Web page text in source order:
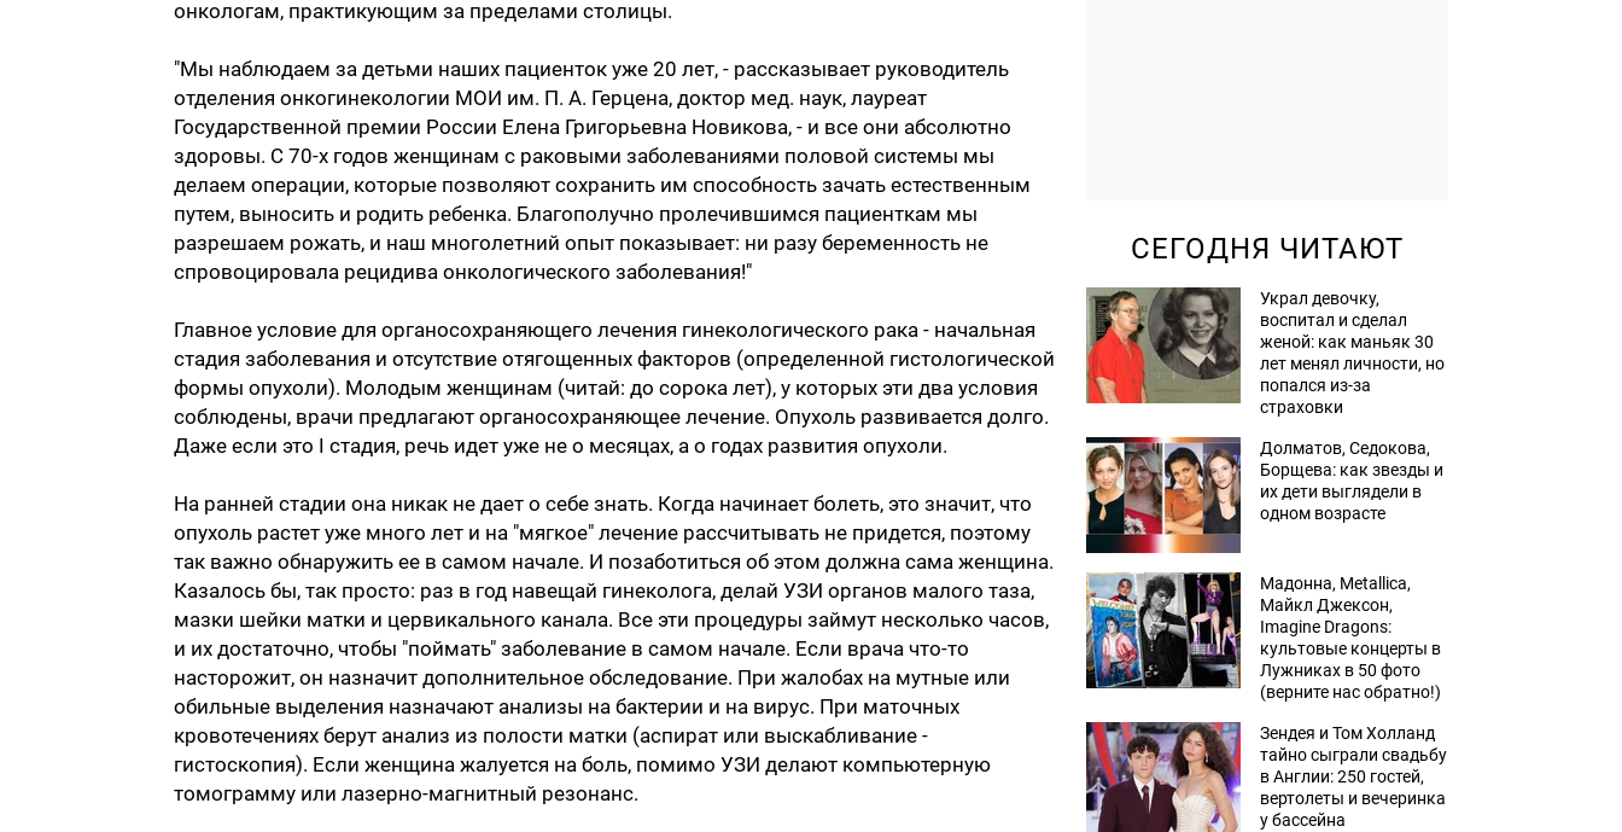
онкологам, практикующим за пределами столицы.
"Мы наблюдаем за детьми наших пациенток уже 20 лет, - рассказывает руководитель
отделения онкогинекологии МОИ им. П. А. Герцена, доктор мед. наук, лауреат
Государственной премии России Елена Григорьевна Новикова, - и все они абсолютно
здоровы. С 70-х годов женщинам с раковыми заболеваниями половой системы мы
делаем операции, которые позволяют сохранить им способность зачать естественным
путем, выносить и родить ребенка. Благополучно пролечившимся пациенткам мы
разрешаем рожать, и наш многолетний опыт показывает: ни разу беременность не
спровоцировала рецидива онкологического заболевания!"
Главное условие для органосохраняющего лечения гинекологического рака - начальная
стадия заболевания и отсутствие отягощенных факторов (определенной гистологической
формы опухоли). Молодым женщинам (читай: до сорока лет), у которых эти два условия
соблюдены, врачи предлагают органосохраняющее лечение. Опухоль развивается долго.
Даже если это I стадия, речь идет уже не о месяцах, а о годах развития опухоли.
На ранней стадии она никак не дает о себе знать. Когда начинает болеть, это значит, что
опухоль растет уже много лет и на "мягкое" лечение рассчитывать не придется, поэтому
так важно обнаружить ее в самом начале. И позаботиться об этом должна сама женщина.
Казалось бы, так просто: раз в год навещай гинеколога, делай УЗИ органов малого таза,
мазки шейки матки и цервикального канала. Все эти процедуры займут несколько часов,
и их достаточно, чтобы "поймать" заболевание в самом начале. Если врача что-то
насторожит, он назначит дополнительное обследование. При жалобах на мутные или
обильные выделения назначают анализы на бактерии и на вирус. При маточных
кровотечениях берут анализ из полости матки (аспират или выскабливание -
гистоскопия). Если женщина жалуется на боль, помимо УЗИ делают компьютерную
томограмму или лазерно-магнитный резонанс.
СЕГОДНЯ ЧИТАЮТ
Украл девочку,
воспитал и сделал
женой: как маньяк 30
лет менял личности, но
попался из-за
страховки
Долматов, Седокова,
Борщева: как звезды и
их дети выглядели в
одном возрасте
Мадонна, Metallica,
Майкл Джексон,
Imagine Dragons:
культовые концерты в
Лужниках в 50 фото
(верните нас обратно!)
Зендея и Том Холланд
тайно сыграли свадьбу
в Англии: 250 гостей,
вертолеты и вечеринка
у бассейна